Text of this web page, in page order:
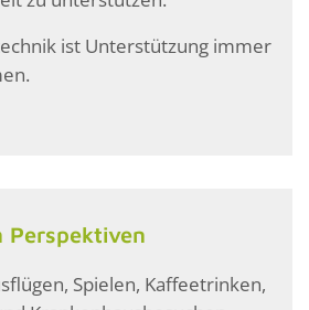
ist Unterstützung immer
Perspektiven
Spielen, Kaffeetrinken,